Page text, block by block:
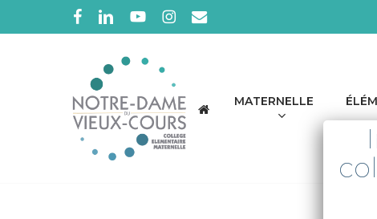
to
facebooklinkedinyoutubeinstagram
email
MATERNELLE